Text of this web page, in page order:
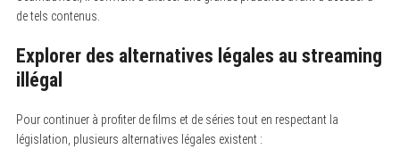
de tels contenus.
Explorer des alternatives légales au streaming
illégal
Pour continuer à profiter de films et de séries tout en respectant la
législation, plusieurs alternatives légales existent :